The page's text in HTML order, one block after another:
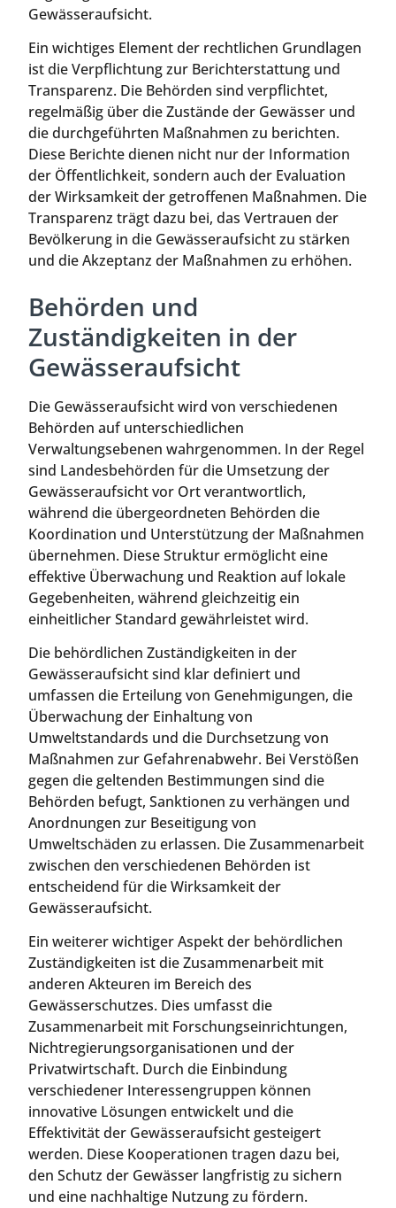
Gewässeraufsicht.
Ein wichtiges Element der rechtlichen Grundlagen
ist die Verpflichtung zur Berichterstattung und
Transparenz. Die Behörden sind verpflichtet,
regelmäßig über die Zustände der Gewässer und
die durchgeführten Maßnahmen zu berichten.
Diese Berichte dienen nicht nur der Information
der Öffentlichkeit, sondern auch der Evaluation
der Wirksamkeit der getroffenen Maßnahmen. Die
Transparenz trägt dazu bei, das Vertrauen der
Bevölkerung in die Gewässeraufsicht zu stärken
und die Akzeptanz der Maßnahmen zu erhöhen.
Behörden und
Zuständigkeiten in der
Gewässeraufsicht
Die Gewässeraufsicht wird von verschiedenen
Behörden auf unterschiedlichen
Verwaltungsebenen wahrgenommen. In der Regel
sind Landesbehörden für die Umsetzung der
Gewässeraufsicht vor Ort verantwortlich,
während die übergeordneten Behörden die
Koordination und Unterstützung der Maßnahmen
übernehmen. Diese Struktur ermöglicht eine
effektive Überwachung und Reaktion auf lokale
Gegebenheiten, während gleichzeitig ein
einheitlicher Standard gewährleistet wird.
Die behördlichen Zuständigkeiten in der
Gewässeraufsicht sind klar definiert und
umfassen die Erteilung von Genehmigungen, die
Überwachung der Einhaltung von
Umweltstandards und die Durchsetzung von
Maßnahmen zur Gefahrenabwehr. Bei Verstößen
gegen die geltenden Bestimmungen sind die
Behörden befugt, Sanktionen zu verhängen und
Anordnungen zur Beseitigung von
Umweltschäden zu erlassen. Die Zusammenarbeit
zwischen den verschiedenen Behörden ist
entscheidend für die Wirksamkeit der
Gewässeraufsicht.
Ein weiterer wichtiger Aspekt der behördlichen
Zuständigkeiten ist die Zusammenarbeit mit
anderen Akteuren im Bereich des
Gewässerschutzes. Dies umfasst die
Zusammenarbeit mit Forschungseinrichtungen,
Nichtregierungsorganisationen und der
Privatwirtschaft. Durch die Einbindung
verschiedener Interessengruppen können
innovative Lösungen entwickelt und die
Effektivität der Gewässeraufsicht gesteigert
werden. Diese Kooperationen tragen dazu bei,
den Schutz der Gewässer langfristig zu sichern
und eine nachhaltige Nutzung zu fördern.